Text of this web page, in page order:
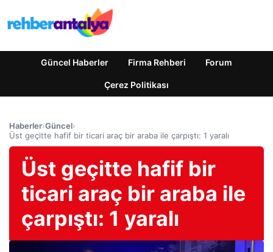
Güncel Haberler Firma Rehberi Forum
Çerez Politikası
Haberler›Güncel›
Üst geçitte hafif bir ticari araç bir araba ile çarpıştı: 1 yaralı
Üst geçitte hafif bir
ticari araç bir araba ile
çarpıştı: 1 yaralı